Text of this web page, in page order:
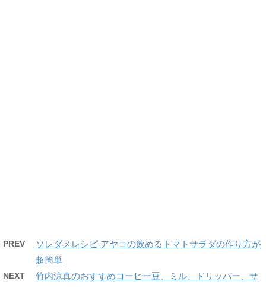
PREV
ソレダメレシピ アヤコの飲めるトマトサラダの作り方が
超簡単
NEXT
竹内涼真のおすすめコーヒー豆、ミル、ドリッパー、サ